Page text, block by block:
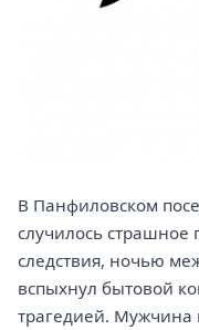
В Панфиловском
случилось
следствия, ночью
вспыхнул бытовой
трагедией.